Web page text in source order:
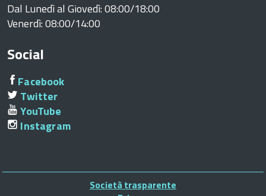
Dal Lunedì al Giovedì: 08:00/18:00
Venerdì: 08:00/14:00
Social
Facebook
Twitter
YouTube
Instagram
Società trasparente